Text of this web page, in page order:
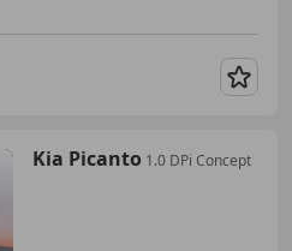
Kia Picanto 1.0 DPi Concept